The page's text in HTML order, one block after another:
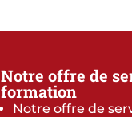
Notre offre de
formation
Notre offre de